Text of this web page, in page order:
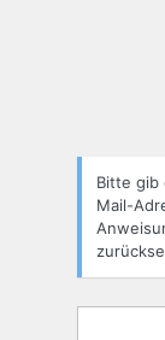
Bitte gib
Mail-